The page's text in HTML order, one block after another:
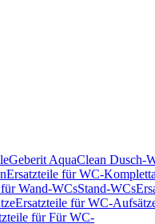
Geberit AquaClean Dusch-
Ersatzteile für WC-
Wand-WCsStand-WCs
Ersatzteile für WC-
für Für WC-